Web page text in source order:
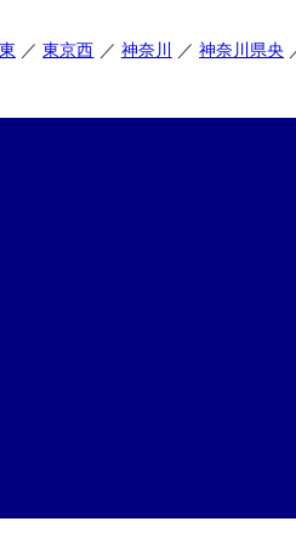
東京西 神奈川 神奈川県央